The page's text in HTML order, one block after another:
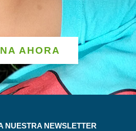
AHORA
NUESTRA NEWSLETTER